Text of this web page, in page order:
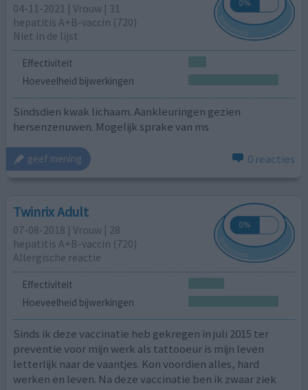
04-11-2021 | Vrouw | 31
hepatitis A+B-vaccin (720)
Niet in de lijst
Effectiviteit
Hoeveelheid bijwerkingen
Sindsdien kwak lichaam. Aankleuringen gezien
hersenzenuwen. Mogelijk sprake van ms
geef mening 0 reacties
Twinrix Adult
07-08-2018 | Vrouw | 28
hepatitis A+B-vaccin (720)
Allergische reactie
Effectiviteit
Hoeveelheid bijwerkingen
Sinds ik deze vaccinatie heb gekregen in juli 2015 ter
preventie voor mijn werk als tattooeur is mijn leven
letterlijk naar de vaantjes. Kon voordien alles, hard
werken en leven. Na deze vaccinatie ben ik zwaar ziek